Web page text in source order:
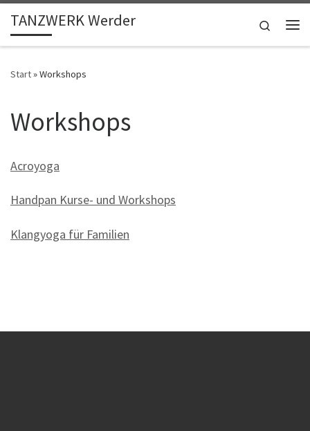
Zum Inhalt springen
TANZWERK Werder
Search
Start»Workshops
Workshops
Acroyoga
Handpan Kurse- und Workshops
Klangyoga für Familien